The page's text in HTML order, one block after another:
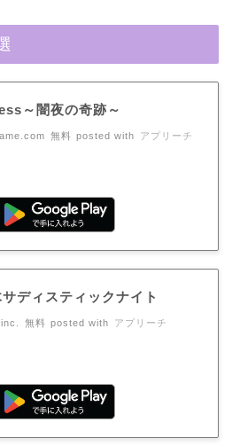
～闇夜の奇跡～
無料 posted with アプリーチ
ディスティックナイト
無料 posted with アプリーチ